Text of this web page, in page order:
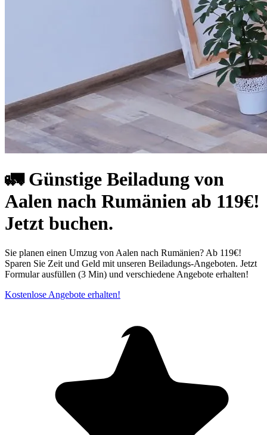
🚛 Günstige Beiladung von
Aalen nach Rumänien ab 119€!
Jetzt buchen.
Sie planen einen Umzug von Aalen nach Rumänien? Ab 119€!
Sparen Sie Zeit und Geld mit unseren Beiladungs-Angeboten. Jetzt
Formular ausfüllen (3 Min) und verschiedene Angebote erhalten!
Kostenlose Angebote erhalten!